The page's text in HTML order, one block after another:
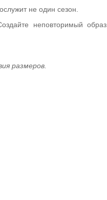
не один сезон.
неповторимый образ,
размеров.